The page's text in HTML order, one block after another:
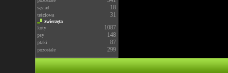
sąsiad 18
teściowa 31
zwierzęta
koty
1087
psy 148
ptaki 87
pozostałe 299